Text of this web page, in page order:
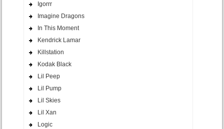
Igorrr
Imagine Dragons
In This Moment
Kendrick Lamar
Killstation
Kodak Black
Lil Peep
Lil Pump
Lil Skies
Lil Xan
Logic